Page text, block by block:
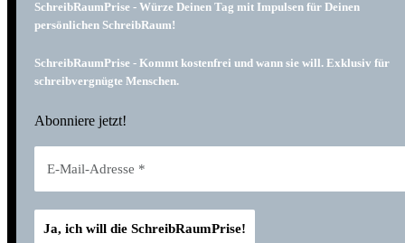
SchreibRaumPrise - Würze Deinen Tag mit Impulsen für Deinen
persönlichen SchreibRaum!
SchreibRaumPrise - Kommt kostenfrei und wann sie will. Exklusiv für
schreibvergnügte Menschen.
Abonniere jetzt!